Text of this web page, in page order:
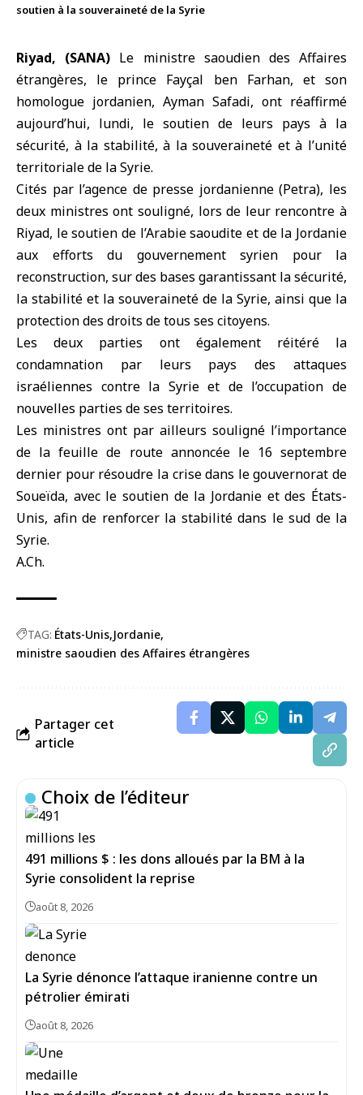
soutien à la souveraineté de la Syrie
Riyad, (SANA) Le ministre saoudien des Affaires
étrangères, le prince Fayçal ben Farhan, et son
homologue jordanien, Ayman Safadi, ont réaffirmé
aujourd’hui, lundi, le soutien de leurs pays à la
sécurité, à la stabilité, à la souveraineté et à l’unité
territoriale de la Syrie.
Cités par l’agence de presse jordanienne (Petra), les
deux ministres ont souligné, lors de leur rencontre à
Riyad, le soutien de l’Arabie saoudite et de la Jordanie
aux efforts du gouvernement syrien pour la
reconstruction, sur des bases garantissant la sécurité,
la stabilité et la souveraineté de la Syrie, ainsi que la
protection des droits de tous ses citoyens.
Les deux parties ont également réitéré la
condamnation par leurs pays des attaques
israéliennes contre la Syrie et de l’occupation de
nouvelles parties de ses territoires.
Les ministres ont par ailleurs souligné l’importance
de la feuille de route annoncée le 16 septembre
dernier pour résoudre la crise dans le gouvernorat de
Soueïda, avec le soutien de la Jordanie et des États-
Unis, afin de renforcer la stabilité dans le sud de la
Syrie.
A.Ch.
TAG: États-Unis Jordanie
ministre saoudien des Affaires étrangères
Partager cet
article
Choix de l’éditeur
491 millions $ : les dons alloués par la BM à la
Syrie consolident la reprise
août 8, 2026
La Syrie dénonce l’attaque iranienne contre un
pétrolier émirati
août 8, 2026